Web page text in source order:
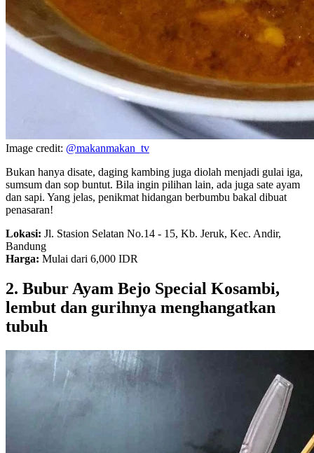
Image credit: @makanmakan_tv
Bukan hanya disate, daging kambing juga diolah menjadi gulai iga,
sumsum dan sop buntut. Bila ingin pilihan lain, ada juga sate ayam
dan sapi. Yang jelas, penikmat hidangan berbumbu bakal dibuat
penasaran!
Lokasi: Jl. Stasion Selatan No.14 - 15, Kb. Jeruk, Kec. Andir,
Bandung
Harga: Mulai dari 6,000 IDR
2. Bubur Ayam Bejo Special Kosambi,
lembut dan gurihnya menghangatkan
tubuh